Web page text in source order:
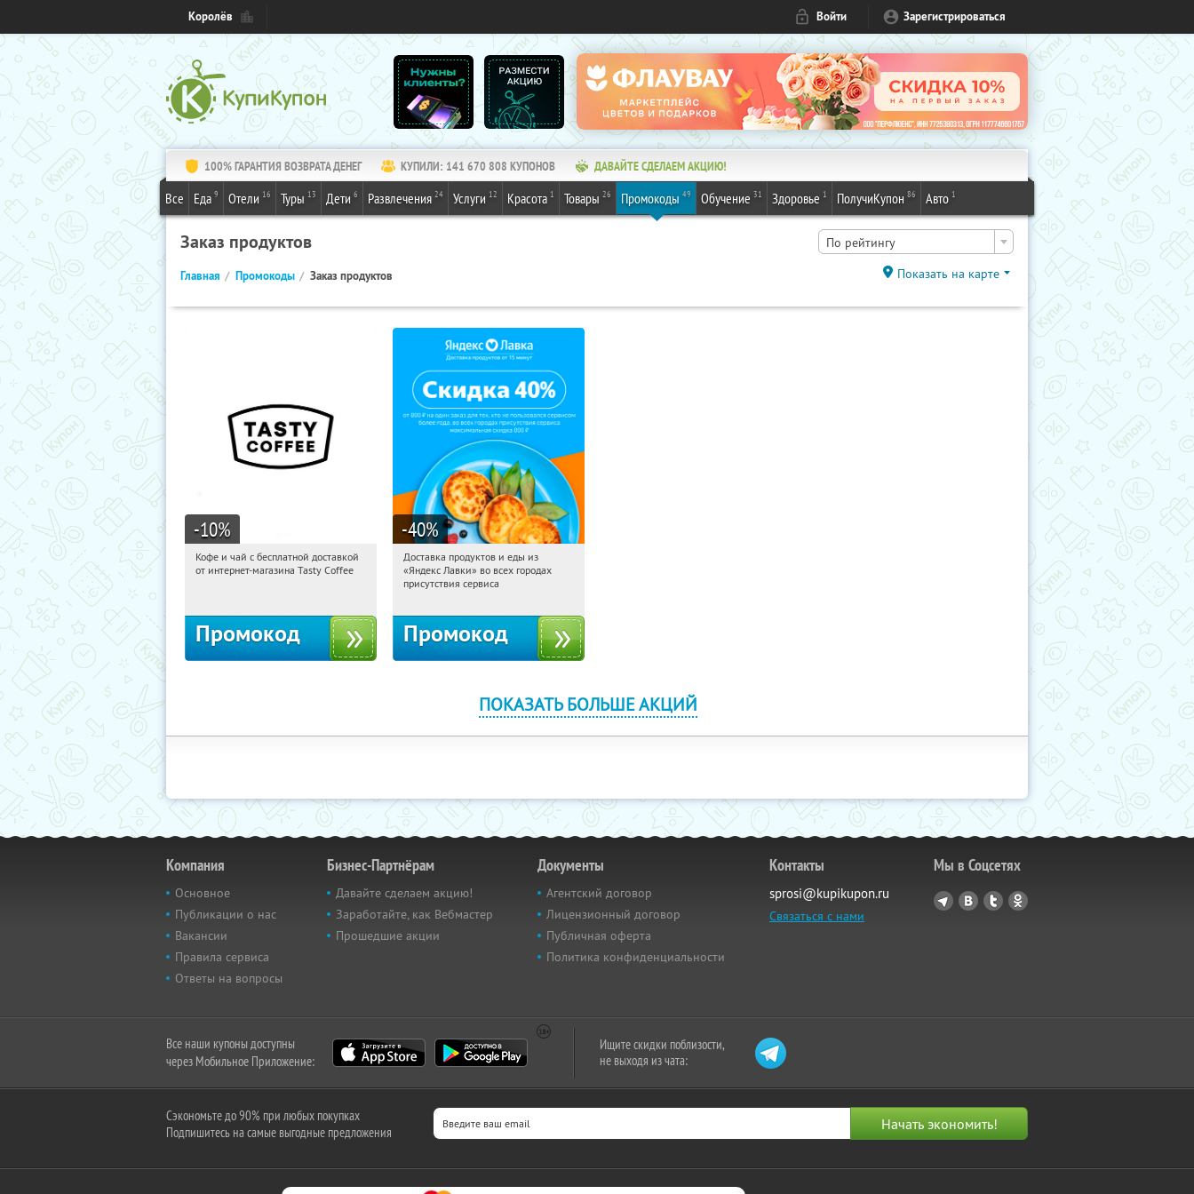
Королёв Войти Зарегистрироваться
100% ГАРАНТИЯ ВОЗВРАТА ДЕНЕГ КУПИЛИ: 141 670 808 КУПОНОВ ДАВАЙТЕ СДЕЛАЕМ АКЦИЮ!
Все Еда 9 Отели 16 Туры 13 Дети 6 Развлечения 24 Услуги 12 Красота 1 Товары 26 Промокоды 49 Обучение 31 Здоровье 1 ПолучиКупон 86 Авто 1
Заказ продуктов По рейтингу
Главная Промокоды Заказ продуктов Показать на карте
-10%
09:49:31
Получи первым!
Кофе и чай с бесплатной доставкой
от интернет-магазина Tasty Coffee
Промокод
-40%
09:49:31 Получили:
Россия
Доставка продуктов и еды из
«Яндекс Лавки» во всех городах
присутствия сервиса
Промокод
ПОКАЗАТЬ БОЛЬШЕ АКЦИЙ
Компания
Основное
Публикации о нас
Вакансии
Правила сервиса
Ответы на вопросы
Бизнес-Партнёрам
Давайте сделаем акцию!
Заработайте, как Вебмастер
Прошедшие акции
Документы
Агентский договор
Лицензионный договор
Публичная оферта
Политика конфиденциальности
Контакты
sprosi@kupikupon.ru
Связаться с нами
Мы в Соцсетях
Все наши купоны доступны
через Мобильное Приложение:
Ищите скидки поблизости,
не выходя из чата:
Сэкономьте до 90% при любых покупках
Подпишитесь на самые выгодные предложения